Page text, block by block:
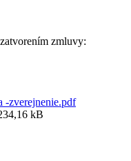
zmluvy:
-zverejnenie.pdf
kB